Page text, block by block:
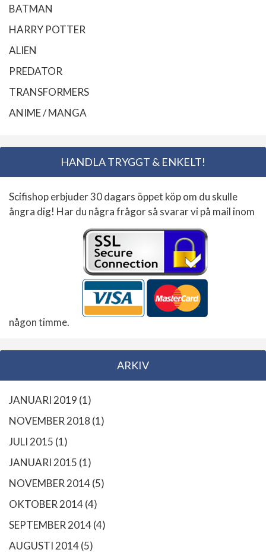
BATMAN
HARRY POTTER
ALIEN
PREDATOR
TRANSFORMERS
ANIME / MANGA
HANDLA TRYGGT & ENKELT!
Scifishop erbjuder 30 dagars öppet köp om du skulle
ångra dig! Har du några frågor så svarar vi på mail inom
någon timme.
ARKIV
JANUARI 2019 (1)
NOVEMBER 2018 (1)
JULI 2015 (1)
JANUARI 2015 (1)
NOVEMBER 2014(5)
OKTOBER 2014(4)
SEPTEMBER 2014(4)
AUGUSTI 2014(5)